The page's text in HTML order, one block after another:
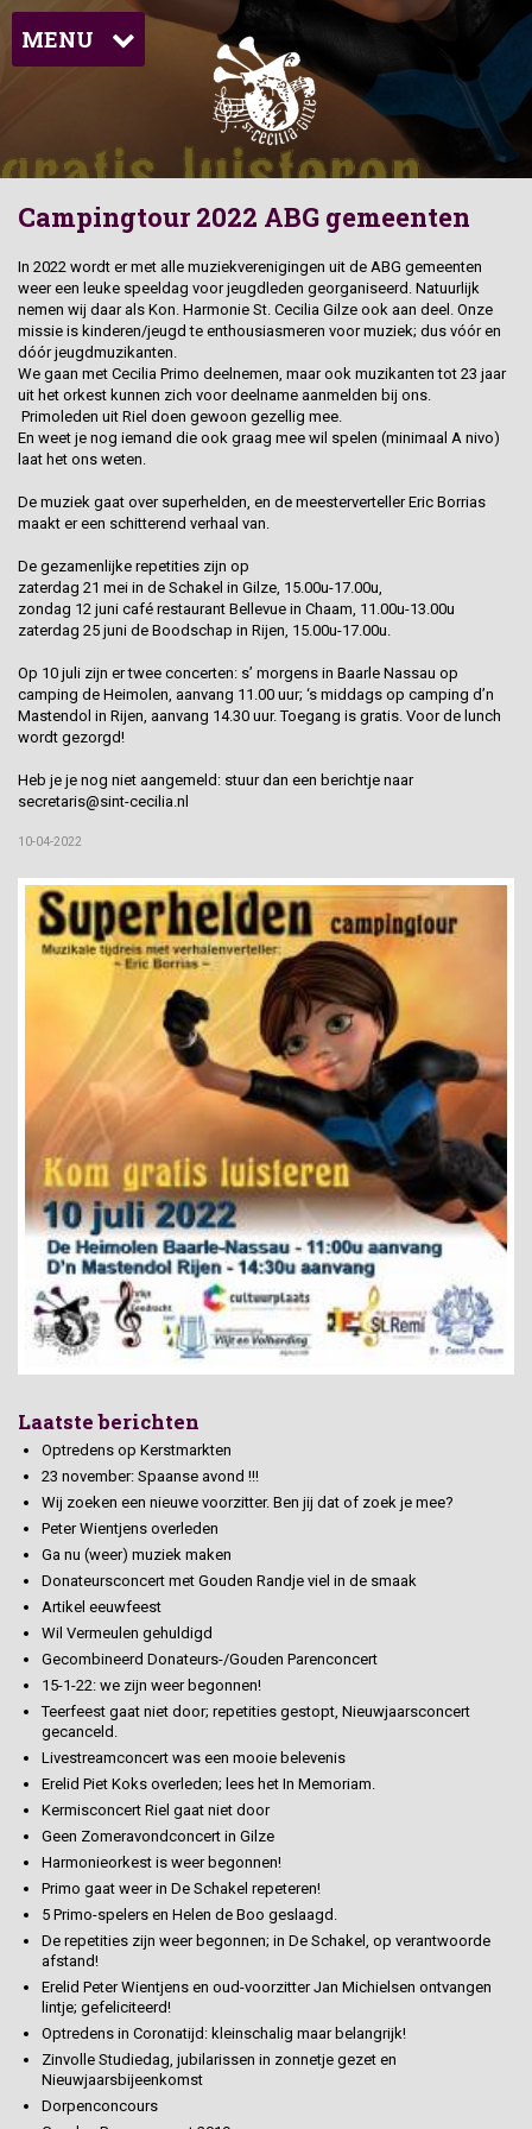
MENU
Campingtour 2022 ABG gemeenten
In 2022 wordt er met alle muziekverenigingen uit de ABG gemeenten
weer een leuke speeldag voor jeugdleden georganiseerd. Natuurlijk
nemen wij daar als Kon. Harmonie St. Cecilia Gilze ook aan deel. Onze
missie is kinderen/jeugd te enthousiasmeren voor muziek; dus vóór en
dóór jeugdmuzikanten.
We gaan met Cecilia Primo deelnemen, maar ook muzikanten tot 23 jaar
uit het orkest kunnen zich voor deelname aanmelden bij ons.
Primoleden uit Riel doen gewoon gezellig mee.
En weet je nog iemand die ook graag mee wil spelen (minimaal A nivo)
laat het ons weten.
De muziek gaat over superhelden, en de meesterverteller Eric Borrias
maakt er een schitterend verhaal van.
De gezamenlijke repetities zijn op
zaterdag 21 mei in de Schakel in Gilze, 15.00u-17.00u,
zondag 12 juni café restaurant Bellevue in Chaam, 11.00u-13.00u
zaterdag 25 juni de Boodschap in Rijen, 15.00u-17.00u.
Op 10 juli zijn er twee concerten: s’ morgens in Baarle Nassau op
camping de Heimolen, aanvang 11.00 uur; ‘s middags op camping d’n
Mastendol in Rijen, aanvang 14.30 uur. Toegang is gratis. Voor de lunch
wordt gezorgd!
Heb je je nog niet aangemeld: stuur dan een berichtje naar
secretaris@sint-cecilia.nl
10-04-2022
Laatste berichten
Optredens op Kerstmarkten
23 november: Spaanse avond !!!
Wij zoeken een nieuwe voorzitter. Ben jij dat of zoek je mee?
Peter Wientjens overleden
Ga nu (weer) muziek maken
Donateursconcert met Gouden Randje viel in de smaak
Artikel eeuwfeest
Wil Vermeulen gehuldigd
Gecombineerd Donateurs-/Gouden Parenconcert
15-1-22: we zijn weer begonnen!
Teerfeest gaat niet door; repetities gestopt, Nieuwjaarsconcert
gecanceld.
Livestreamconcert was een mooie belevenis
Erelid Piet Koks overleden; lees het In Memoriam.
Kermisconcert Riel gaat niet door
Geen Zomeravondconcert in Gilze
Harmonieorkest is weer begonnen!
Primo gaat weer in De Schakel repeteren!
5 Primo-spelers en Helen de Boo geslaagd.
De repetities zijn weer begonnen; in De Schakel, op verantwoorde
afstand!
Erelid Peter Wientjens en oud-voorzitter Jan Michielsen ontvangen
lintje; gefeliciteerd!
Optredens in Coronatijd: kleinschalig maar belangrijk!
Zinvolle Studiedag, jubilarissen in zonnetje gezet en
Nieuwjaarsbijeenkomst
Dorpenconcours